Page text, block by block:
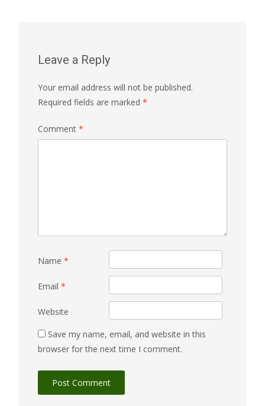
Leave a Reply
Your email address will not be published.
Required fields are marked *
Comment *
Name *
Email *
Website
Save my name, email, and website in this
browser for the next time I comment.